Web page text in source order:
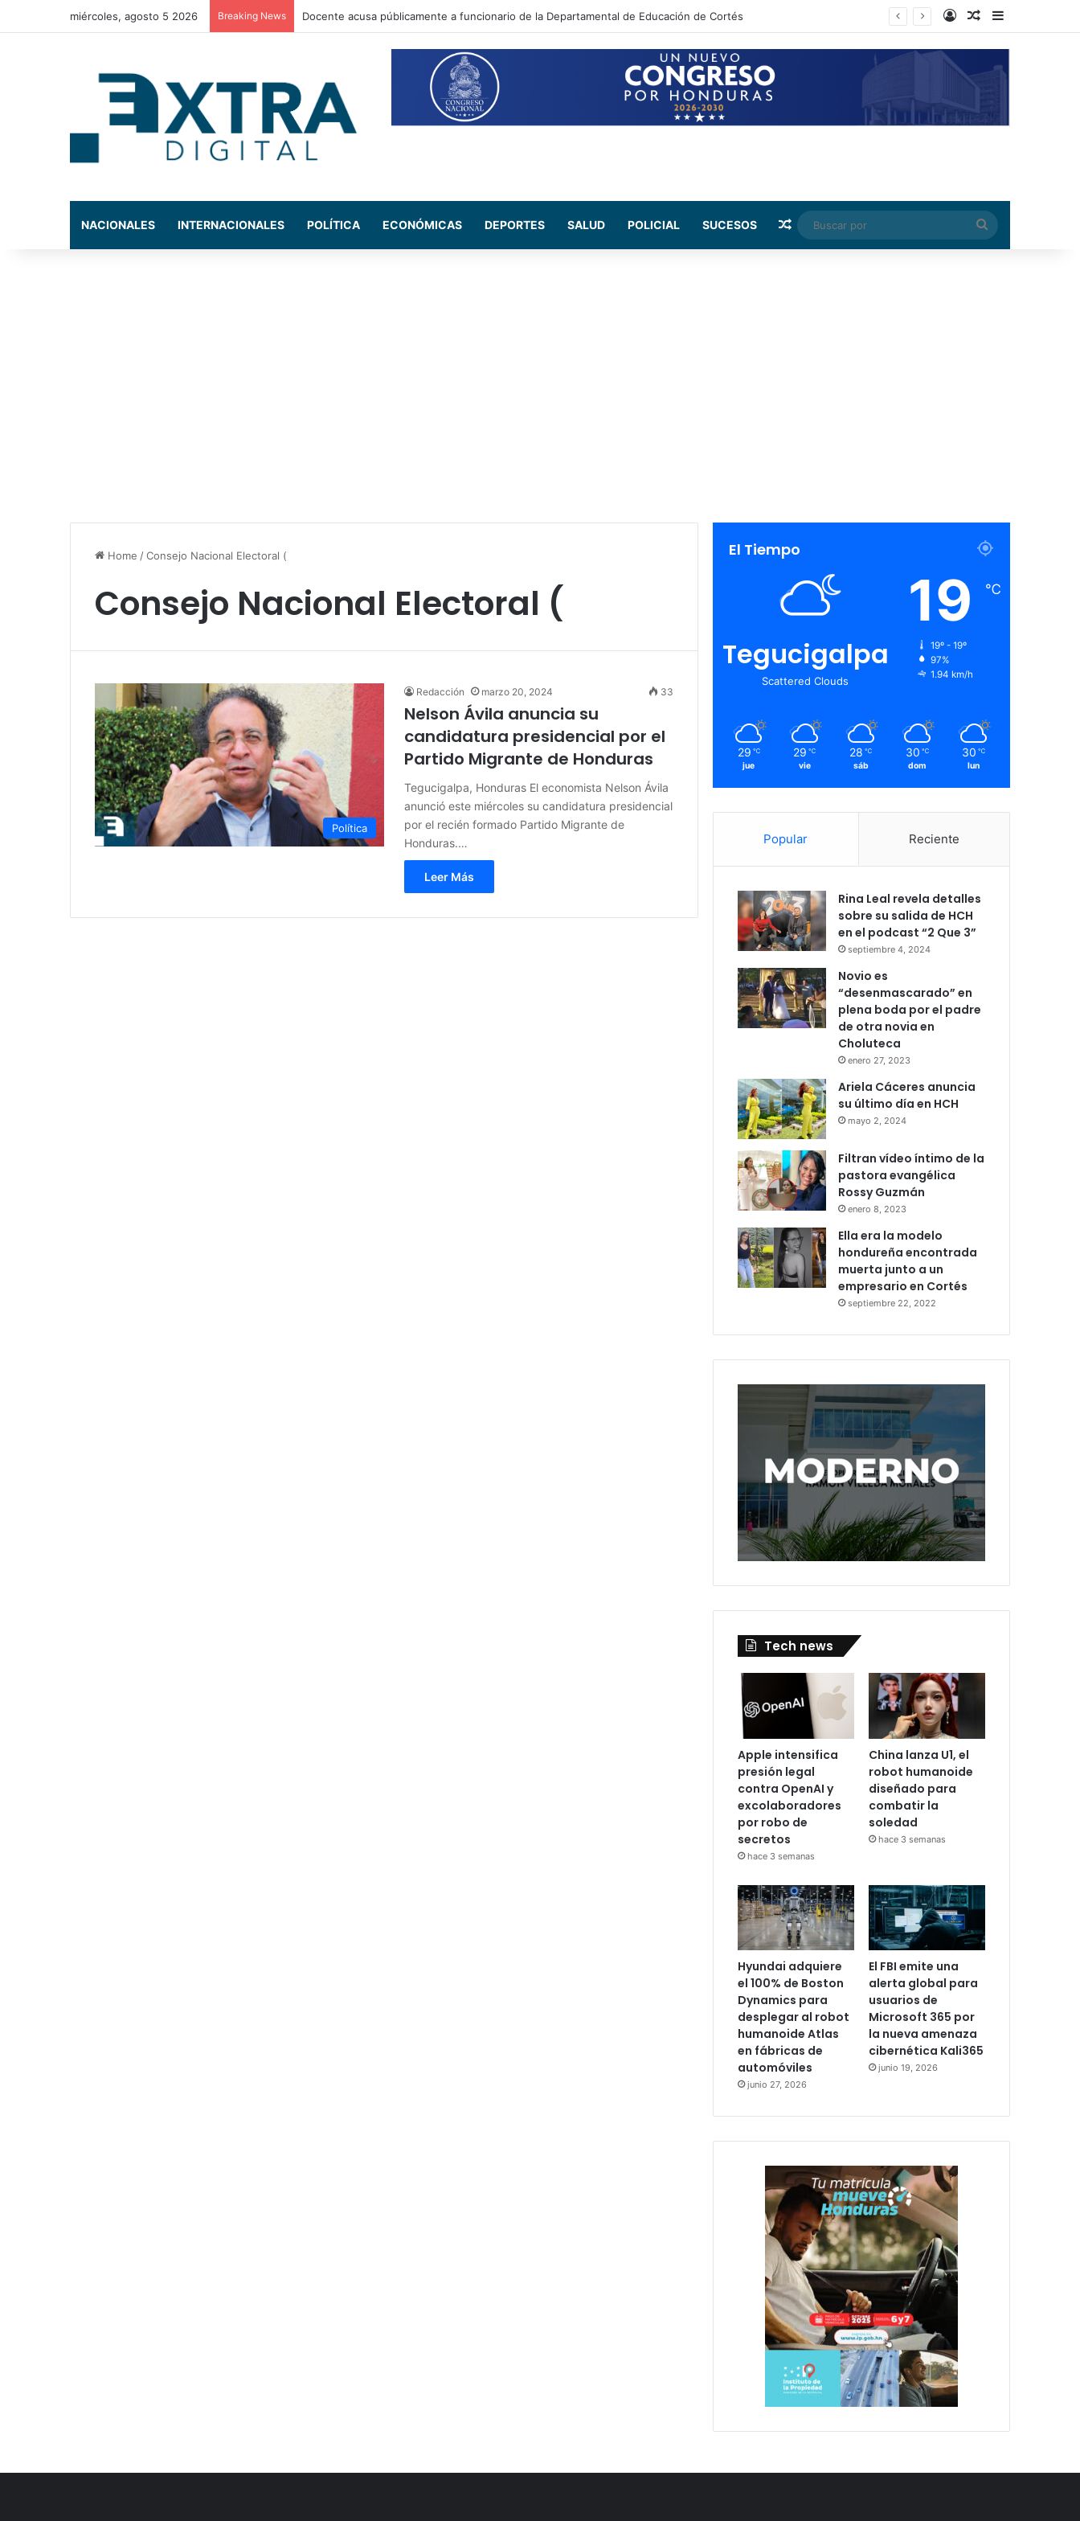
miércoles, agosto 5 2026 Breaking News La exdiputada Maribel Espinoza arremete contra el expresidente Juan Orlando Hernández Log InRandom Article
NACIONALES INTERNACIONALES POLÍTICA ECONÓMICAS DEPORTES SALUD POLICIAL SUCESOS Random Article
Buscar
por
Home /Consejo Nacional Electoral (
Consejo Nacional Electoral (
Política
Redacción marzo 20, 2024 33
Nelson Ávila anuncia su
candidatura presidencial por el
Partido Migrante de Honduras
Tegucigalpa, Honduras El economista Nelson Ávila
anunció este miércoles su candidatura presidencial
por el recién formado Partido Migrante de
Honduras.…
Leer Más
El Tiempo
Tegucigalpa
Scattered Clouds
19 ℃
19º - 19º
97%
1.94 km/h
29 ℃
jue
29 ℃
vie
28 ℃
sáb
30 ℃
dom
30 ℃
lun
Popular Reciente
Rina Leal revela detalles
sobre su salida de HCH
en el podcast “2 Que 3”
septiembre 4, 2024
Novio es
“desenmascarado” en
plena boda por el padre
de otra novia en
Choluteca
enero 27, 2023
Ariela Cáceres anuncia
su último día en HCH
mayo 2, 2024
Filtran vídeo íntimo de la
pastora evangélica
Rossy Guzmán
enero 8, 2023
Ella era la modelo
hondureña encontrada
muerta junto a un
empresario en Cortés
septiembre 22, 2022
Tech news
Apple intensifica
presión legal
contra OpenAI y
excolaboradores
por robo de
secretos
hace 3 semanas
China lanza U1, el
robot humanoide
diseñado para
combatir la
soledad
hace 3 semanas
Hyundai adquiere
el 100% de Boston
Dynamics para
desplegar al robot
humanoide Atlas
en fábricas de
automóviles
junio 27, 2026
El FBI emite una
alerta global para
usuarios de
Microsoft 365 por
la nueva amenaza
cibernética Kali365
junio 19, 2026